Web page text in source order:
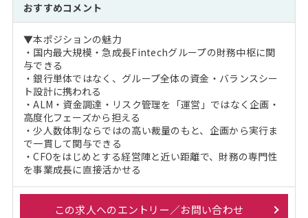
おすすめコメント
▼本ポジションの魅力
・国内最大規模・急成長Fintechグループの財務中枢に関
与できる
・銀行単体ではなく、グループ全体の資金・バランスシー
ト設計に携われる
・ALM・資金調達・リスク管理を「運営」ではなく企画・
高度化フェーズから担える
・少人数体制ならではの高い裁量のもと、企画から実行ま
で一貫して関与できる
・CFOをはじめとする経営陣と近い距離で、財務の専門性
を事業成長に直接活かせる
この求人へのエントリー／お問い合わせ